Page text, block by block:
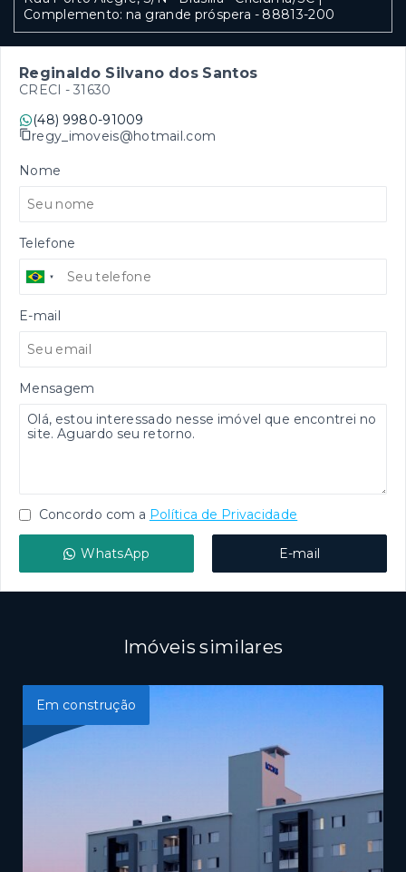
Complemento: na grande próspera - 88813-200
Reginaldo Silvano dos Santos
CRECI - 31630
(48) 9980-91009
regy_imoveis@hotmail.com
Nome
Telefone
E-mail
Mensagem
Concordo com a Política de Privacidade
WhatsApp E-mail
Imóveis similares
Em construção